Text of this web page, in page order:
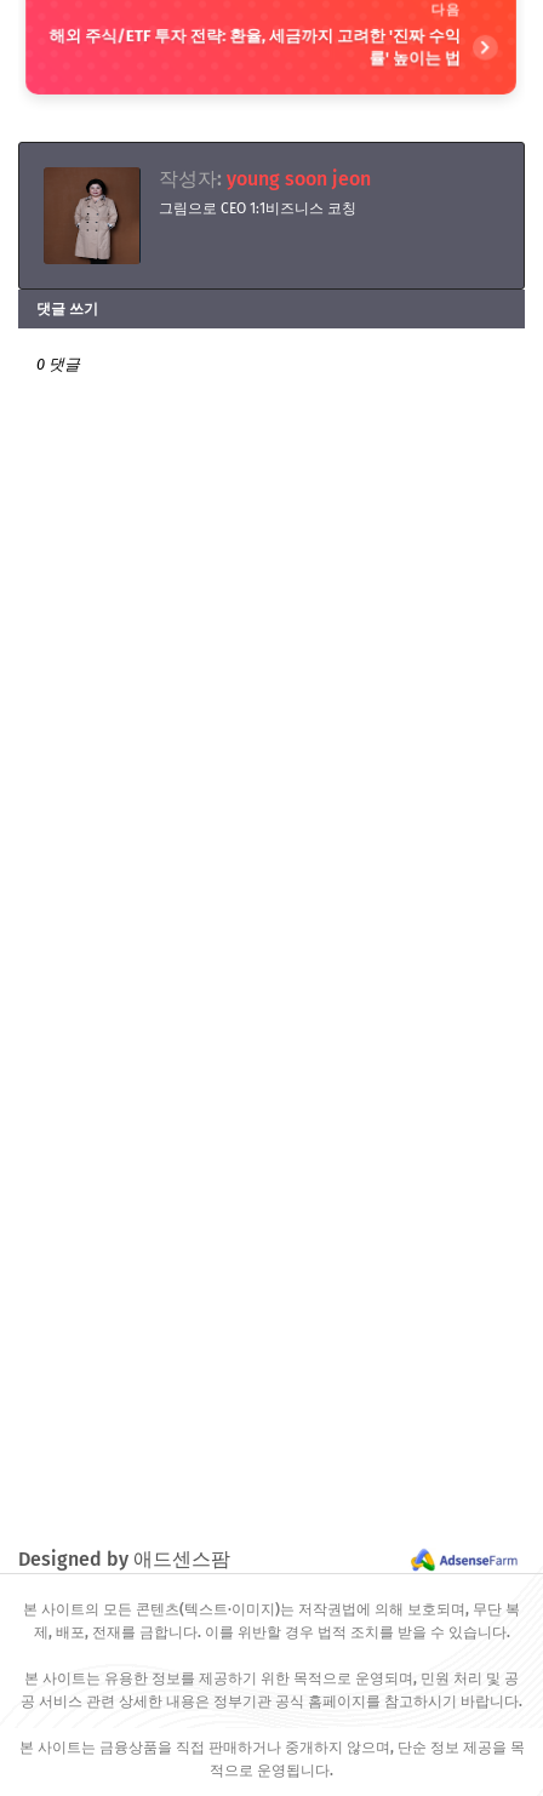
다음
해외 주식/ETF 투자 전략: 환율, 세금까지 고려한 '진짜 수익
률' 높이는 법
작성자: young soon jeon
그림으로 CEO 1:1비즈니스 코칭
댓글 쓰기
0 댓글
Designed by 애드센스팜
본 사이트의 모든 콘텐츠(텍스트·이미지)는 저작권법에 의해 보호되며, 무단 복
제, 배포, 전재를 금합니다. 이를 위반할 경우 법적 조치를 받을 수 있습니다.
본 사이트는 유용한 정보를 제공하기 위한 목적으로 운영되며, 민원 처리 및 공
공 서비스 관련 상세한 내용은 정부기관 공식 홈페이지를 참고하시기 바랍니다.
본 사이트는 금융상품을 직접 판매하거나 중개하지 않으며, 단순 정보 제공을 목
적으로 운영됩니다.